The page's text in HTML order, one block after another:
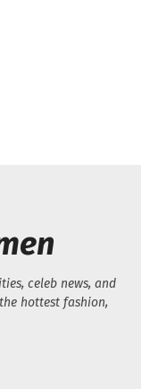
celeb news, and
hottest fashion,